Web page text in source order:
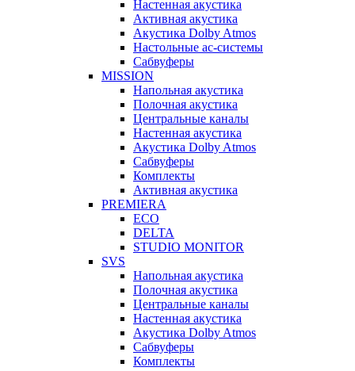
Настенная акустика
Активная акустика
Акустика Dolby Atmos
Настольные ас-системы
Сабвуферы
MISSION
Напольная акустика
Полочная акустика
Центральные каналы
Настенная акустика
Акустика Dolby Atmos
Сабвуферы
Комплекты
Активная акустика
PREMIERA
ECO
DELTA
STUDIO MONITOR
SVS
Напольная акустика
Полочная акустика
Центральные каналы
Настенная акустика
Акустика Dolby Atmos
Сабвуферы
Комплекты